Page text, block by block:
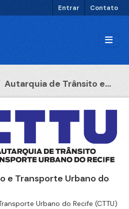
Entrar Contato
Autarquia de Trânsito e...
e Transporte Urbano do
Urbano do Recife (CTTU)